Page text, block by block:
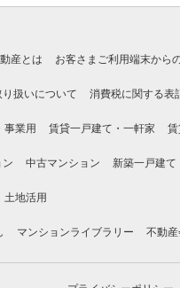
産とは お客さまご利用端末から
扱いについて 消費税に関する表
事業用 賃貸一戸建て・一軒家 賃
ン 中古マンション 新築一戸建て
土地活用
マンションライブラリー 不動